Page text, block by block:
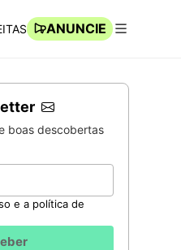
ANUNCIE
boas descobertas
e a política de